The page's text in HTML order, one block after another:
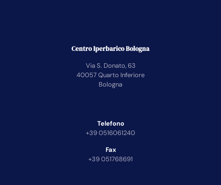
Centro Iperbarico Bologna
Via S. Donato, 63
40057 Quarto Inferiore
Bologna
Telefono
+39 0516061240
Fax
+39 051768691